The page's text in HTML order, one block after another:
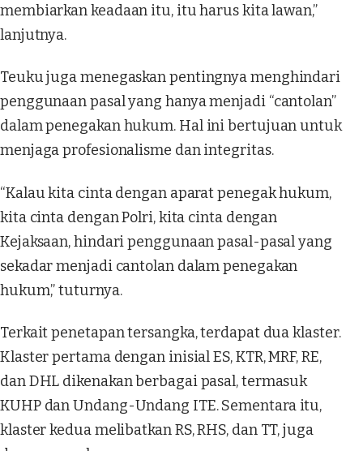
membiarkan keadaan itu, itu harus kita lawan,”
lanjutnya.
Teuku juga menegaskan pentingnya menghindari
penggunaan pasal yang hanya menjadi “cantolan”
dalam penegakan hukum. Hal ini bertujuan untuk
menjaga profesionalisme dan integritas.
“Kalau kita cinta dengan aparat penegak hukum,
kita cinta dengan Polri, kita cinta dengan
Kejaksaan, hindari penggunaan pasal-pasal yang
sekadar menjadi cantolan dalam penegakan
hukum,” tuturnya.
Terkait penetapan tersangka, terdapat dua klaster.
Klaster pertama dengan inisial ES, KTR, MRF, RE,
dan DHL dikenakan berbagai pasal, termasuk
KUHP dan Undang-Undang ITE. Sementara itu,
klaster kedua melibatkan RS, RHS, dan TT, juga